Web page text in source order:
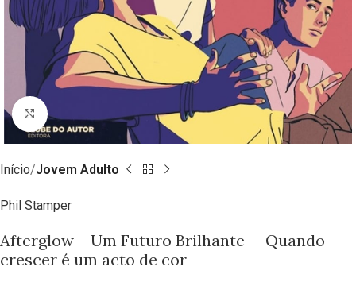
Clique para ampliar
Início Jovem Adulto
Phil Stamper
Afterglow – Um Futuro Brilhante — Quando
crescer é um acto de cor